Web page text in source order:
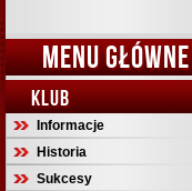
MENU GŁÓWNE
KLUB
Informacje
Historia
Sukcesy